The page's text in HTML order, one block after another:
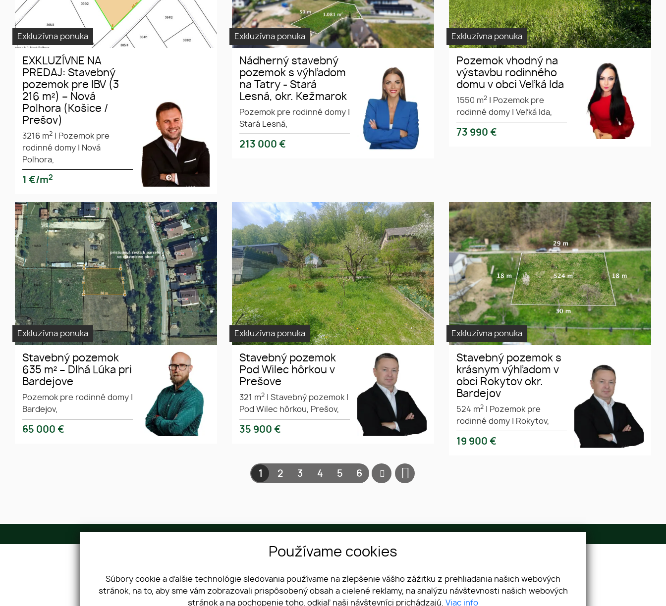
Exkluzívna ponuka
EXKLUZÍVNE NA
PREDAJ: Stavebný
pozemok pre IBV (3
216 m²) – Nová
Polhora (Košice /
Prešov)
3216 m2
Pozemok pre
rodinné domy
Nová
Polhora,
1 €/m2
Exkluzívna ponuka
Nádherný stavebný
pozemok s výhľadom
na Tatry - Stará
Lesná, okr. Kežmarok
Pozemok pre rodinné domy
Stará Lesná,
213 000 €
Exkluzívna ponuka
Pozemok vhodný na
výstavbu rodinného
domu v obci Veľká Ida
1550 m2
Pozemok pre
rodinné domy
Veľká Ida,
73 990 €
Exkluzívna ponuka
Stavebný pozemok
635 m² – Dlhá Lúka pri
Bardejove
Pozemok pre rodinné domy
Bardejov,
65 000 €
Stavebný pozemok Pod Wilec
hôrkou v Prešove
Stavebný
pozemok
Prešov
Pod Wilec hôrkou
Exkluzívna ponuka
Stavebný pozemok
Pod Wilec hôrkou v
Prešove
321 m2 Stavebný pozemok
Pod Wilec hôrkou, Prešov,
35 900 €
svahovitý stavebný pozemok
vhodný na výstavbu rodinného
domu
Stavebný
pozemok
Svahovitý
pozemok
Rokytov
Exkluzívna ponuka
Stavebný pozemok s
krásnym výhľadom v
obci Rokytov okr.
Bardejov
524 m2
Pozemok pre
rodinné domy
Rokytov,
19 900 €
1 2 3 4 5 6
Telefón
+421 903 054 463
Používame cookies
Súbory cookie a ďalšie technológie sledovania používame na zlepšenie vášho zážitku z prehliadania našich webových
stránok, na to, aby sme vám zobrazovali prispôsobený obsah a cielené reklamy, na analýzu návštevnosti našich webových
stránok a na pochopenie toho, odkiaľ naši návštevníci prichádzajú. Viac info